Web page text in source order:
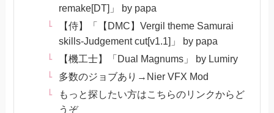
remake[DT]」 by papa
【侍】「【DMC】Vergil theme Samurai
skills-Judgement cut[v1.1]」 by papa
【機工士】「Dual Magnums」 by Lumiry
多数のジョブあり→Nier VFX Mod
もっと探したい方はこちらのリンクからど
うぞ